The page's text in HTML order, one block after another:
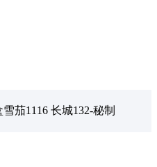
茄1116 长城132-秘制